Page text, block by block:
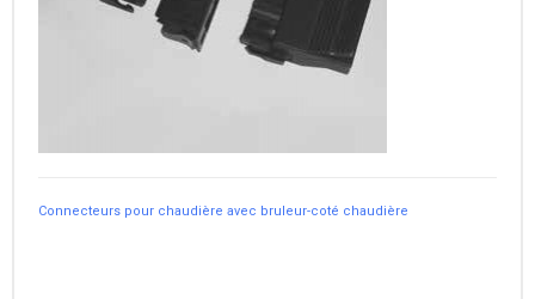
Connecteurs pour chaudière avec bruleur-coté chaudière